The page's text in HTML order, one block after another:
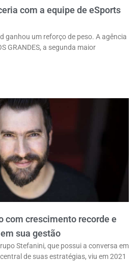
com a equipe de eSports
ganhou um reforço de peso. A agência
GRANDES, a segunda maior
com crescimento recorde e
sua gestão
Stefanini, que possui a conversa em
de suas estratégias, viu em 2021